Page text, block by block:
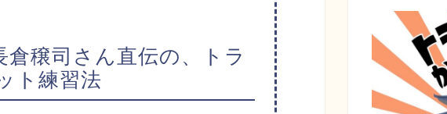
穣司さん直伝の、トラ
ト練習法